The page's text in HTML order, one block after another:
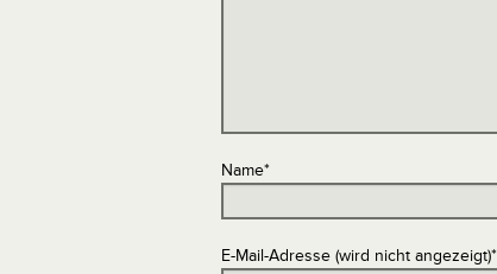
Name*
E-Mail-Adresse (wird nicht angezeigt)*